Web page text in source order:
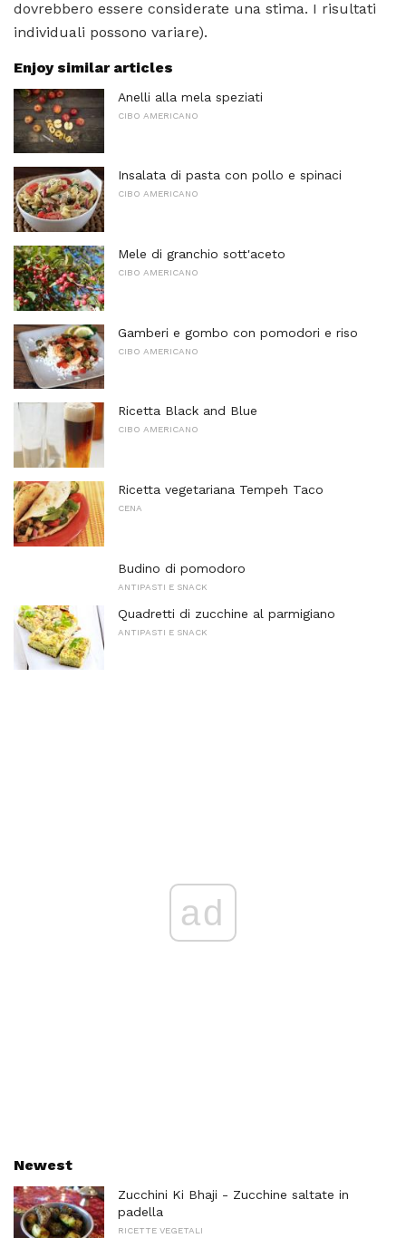
dovrebbero essere considerate una stima. I risultati
individuali possono variare).
Enjoy similar articles
Anelli alla mela speziati
CIBO AMERICANO
Insalata di pasta con pollo e spinaci
CIBO AMERICANO
Mele di granchio sott'aceto
CIBO AMERICANO
Gamberi e gombo con pomodori e riso
CIBO AMERICANO
Ricetta Black and Blue
CIBO AMERICANO
Ricetta vegetariana Tempeh Taco
CENA
Budino di pomodoro
ANTIPASTI E SNACK
Quadretti di zucchine al parmigiano
ANTIPASTI E SNACK
ad
Newest
Zucchini Ki Bhaji - Zucchine saltate in
padella
RICETTE VEGETALI